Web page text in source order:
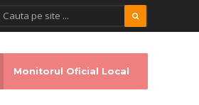
Monitorul Oficial Local